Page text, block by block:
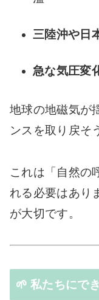
三陸沖や日
急な気圧変
地球の地磁気が
ンスを取り戻そ
これは「自然の
れる必要はあり
が大切です。
🌱 私たちにで